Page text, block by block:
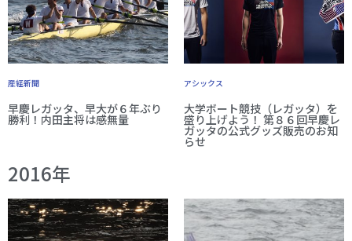
産経新聞
早慶レガッタ、早大が６年ぶり
勝利！内田主将は感無量
アシックス
大学ボート競技（レガッタ）を
盛り上げよう！ 第８６回早慶レ
ガッタの公式グッズ販売のお知
らせ
2016年